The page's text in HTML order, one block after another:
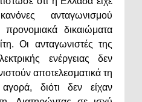
ανταγωνισμού
δικαιώματα
Οι ανταγωνιστές της
ενέργειας δεν
αποτελεσματικά τη
διότι δεν είχαν